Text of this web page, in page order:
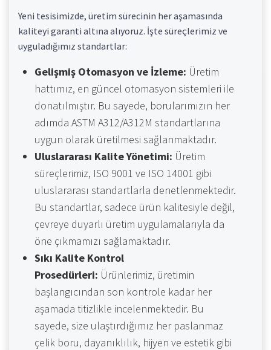
Yeni tesisimizde, üretim sürecinin her aşamasında
kaliteyi garanti altına alıyoruz. İşte süreçlerimiz ve
uyguladığımız standartlar:
Gelişmiş Otomasyon ve İzleme: Üretim
hattımız, en güncel otomasyon sistemleri ile
donatılmıştır. Bu sayede, borularımızın her
adımda ASTM A312/A312M standartlarına
uygun olarak üretilmesi sağlanmaktadır.
Uluslararası Kalite Yönetimi: Üretim
süreçlerimiz, ISO 9001 ve ISO 14001 gibi
uluslararası standartlarla denetlenmektedir.
Bu standartlar, sadece ürün kalitesiyle değil,
çevreye duyarlı üretim uygulamalarıyla da
öne çıkmamızı sağlamaktadır.
Sıkı Kalite Kontrol
Prosedürleri: Ürünlerimiz, üretimin
başlangıcından son kontrole kadar her
aşamada titizlikle incelenmektedir. Bu
sayede, size ulaştırdığımız her paslanmaz
çelik boru, dayanıklılık, hijyen ve estetik gibi